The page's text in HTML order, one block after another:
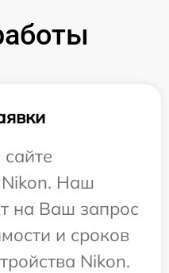
Nikon. Наш
на Ваш запрос
и сроков
Nikon.